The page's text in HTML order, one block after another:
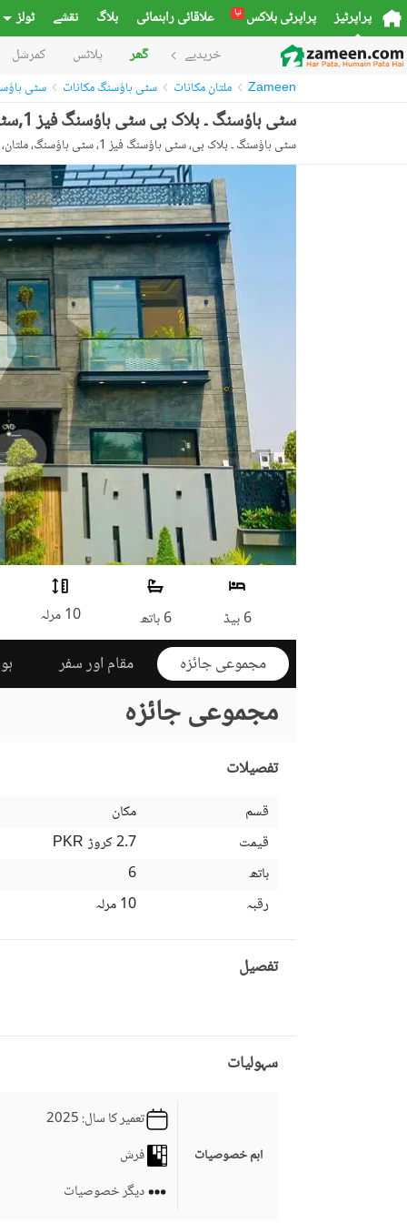
پراپرٹیز پراپرٹی بلاکس نیا علاقائی راہنمائی بلاگ نقشے ٹولز
خریدیے گھر پلاٹس کمرشل
Zameen ملتان مکانات سٹی ہاؤسنگ مکانات سٹی ہاؤسنگ
سٹی ہاؤسنگ ۔ بلاک بی سٹی ہاؤسنگ فیز 1,سٹی ہاؤسنگ,ملتان میں 6 کمروں کا 10 مرلہ مکان 2.7 کروڑ میں برائے فروخت۔
سٹی ہاؤسنگ ۔ بلاک بی، سٹی ہاؤسنگ فیز 1، سٹی ہاؤسنگ، ملتان، پنجاب
6 بیڈ 6 باتھ 10 مرلہ
مجموعی جائزہ مقام اور سفر
مجموعی جائزہ
تفصیلات
قسم
مکان
قیمت
PKR
2.7 کروڑ
باتھ
6
رقبہ
10 مرلہ
تفصیل
سہولیات
اہم خصوصیات
تعمیر کا سال: 2025
فرش
دیگر خصوصیات